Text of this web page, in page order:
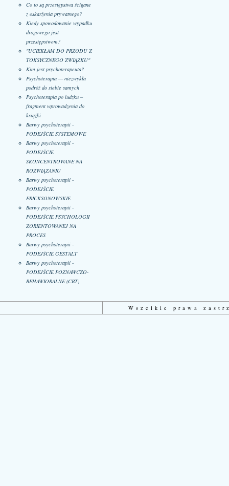
Co to są przestępstwa ścigane
z oskarżenia prywatnego?
Kiedy spowodowanie wypadku
drogowego jest
przestępstwem?
"UCIEKŁAM DO PRZODU Z
TOKSYCZNEGO ZWIĄZKU"
Kim jest psychoterapeuta?
Psychoterapia — niezwykła
podróż do siebie samych
Psychoterapia po ludzku –
fragment wprowadzenia do
książki
Barwy psychoterapii -
PODEJŚCIE SYSTEMOWE
Barwy psychoterapii -
PODEJŚCIE
SKONCENTROWANE NA
ROZWIĄZANIU
Barwy psychoterapii -
PODEJŚCIE
ERICKSONOWSKIE
Barwy psychoterapii -
PODEJŚCIE PSYCHOLOGII
ZORIENTOWANEJ NA
PROCES
Barwy psychoterapii -
PODEJŚCIE GESTALT
Barwy psychoterapii -
PODEJŚCIE POZNAWCZO-
BEHAWIORALNE (CBT)
Wszelkie prawa